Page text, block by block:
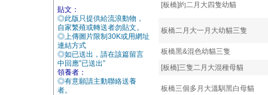
貼文：
◎此版只提供給流浪動物，
自家繁殖或轉送者勿貼文。
◎上傳圖片限制30K或用網址
連結方式
◎如已送出，請在該篇留言
中回應”已送出”
領養者：
◎有意願請主動聯絡送養
者。
[板橋]約二月大四隻幼貓
板橋二月大一月大幼貓三隻
板橋黑&混色幼貓三隻
[板橋]三隻二月大混種母貓
板橋三個多月大溫馴黑白母貓